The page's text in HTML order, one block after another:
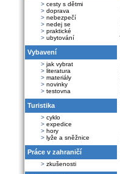
> cesty s dětmi
> doprava
> nebezpečí
> nedej se
> praktické
> ubytování
Vybavení
> jak vybrat
> literatura
> materiály
> novinky
> testovna
Turistika
> cyklo
> expedice
> hory
> lyže a sněžnice
Práce v zahraničí
> zkušenosti